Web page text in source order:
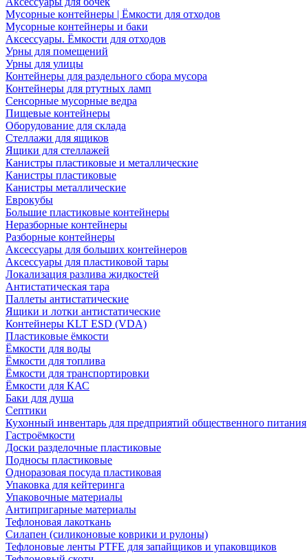
Мусорные контейнеры | Ёмкости для отходов
Мусорные контейнеры и баки
Аксессуары. Ёмкости для отходов
Урны для помещений
Урны для улицы
Контейнеры для раздельного сбора мусора
Контейнеры для ртутных ламп
Сенсорные мусорные ведра
Пищевые контейнеры
Оборудование для склада
Стеллажи для ящиков
Ящики для стеллажей
Канистры пластиковые и металлические
Канистры пластиковые
Канистры металлические
Еврокубы
Большие пластиковые контейнеры
Неразборные контейнеры
Разборные контейнеры
Аксессуары для больших контейнеров
Аксессуары для пластиковой тары
Локализация разлива жидкостей
Антистатическая тара
Паллеты антистатические
Ящики и лотки антистатические
Контейнеры KLT ESD (VDA)
Пластиковые ёмкости
Ёмкости для воды
Ёмкости для топлива
Ёмкости для транспортировки
Ёмкости для КАС
Баки для душа
Септики
Кухонный инвентарь для предприятий общественного питания
Гастроёмкости
Доски разделочные пластиковые
Подносы пластиковые
Одноразовая посуда пластиковая
Упаковка для кейтеринга
Упаковочные материалы
Антипригарные материалы
Тефлоновая лакоткань
Силапен (силиконовые коврики и рулоны)
Тефлоновые ленты PTFE для запайщиков и упаковщиков